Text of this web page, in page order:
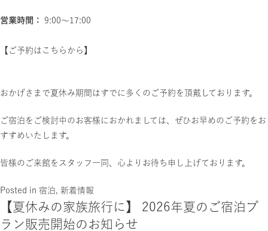
営業時間： 9:00〜17:00
【ご予約はこちらから】
おかげさまで夏休み期間はすでに多くのご予約を頂戴しております。
ご宿泊をご検討中のお客様におかれましては、ぜひお早めのご予約をお
すすめいたします。
皆様のご来館をスタッフ一同、心よりお待ち申し上げております。
Posted in 宿泊, 新着情報
【夏休みの家族旅行に】 2026年夏のご宿泊プ
ラン販売開始のお知らせ